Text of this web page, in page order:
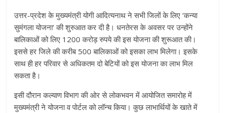
उत्तर-प्रदेश के मुख्यमंत्री योगी आदित्यनाथ ने सभी जिलों के लिए ‘कन्या
सुमंगला योजना’ की शुरुआत कर दी है। धनतेरस के अवसर पर उन्होंने
बालिकाओं को लिए 1200 करोड़ रुपये की इस योजना की शुरूआत की।
इससे हर जिले की करीब 500 बालिकाओं को इसका लाभ मिलेगा। इसके
साथ ही हर परिवार से अधिकतम दो बेटियों को इस योजना का लाभ मिल
सकता है।
इसी दौरान कल्याण विभाग की ओर से लोकभवन में आयोजित समारोह में
मुख्यमंत्री ने योजना व पोर्टल को लॉन्च किया। कुछ लाभार्थियों के खाते में